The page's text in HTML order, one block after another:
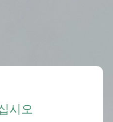
시오